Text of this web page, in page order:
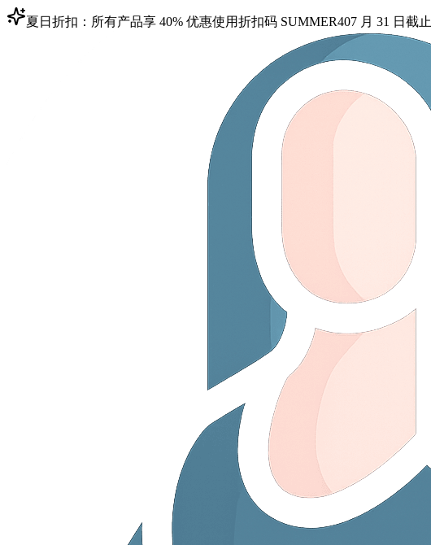
夏日折扣：所有产品享 40% 优惠使用折扣码 SUMMER407 月 31 日截止